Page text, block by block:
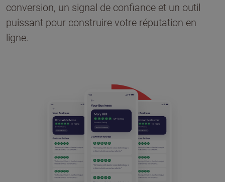
conversion, un signal de confiance et un outil
puissant pour construire votre réputation en
ligne.